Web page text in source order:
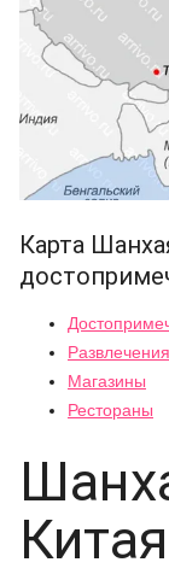
Карта
Развлечения
Магазины
Рестораны
Китая